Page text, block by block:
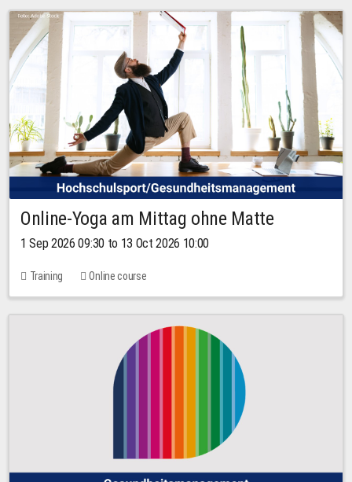
Online-Yoga am Mittag ohne Matte
1 Sep 2026 09:30 to 13 Oct 2026 10:00
Training Online course